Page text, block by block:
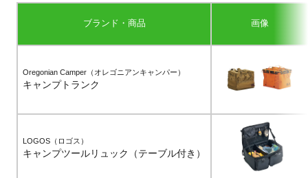
ブランド・商品 画像
Oregonian Camper（オレゴニアンキャンパー）
キャンプトランク
LOGOS（ロゴス）
キャンプツールリュック（テーブル付き）